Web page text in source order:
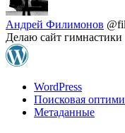
Андрей Филимонов
Делаю сайт гимнастики
WordPress
Поисковая
Метаданные